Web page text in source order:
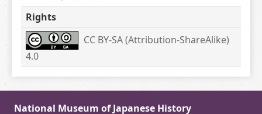
Rights
CC BY-SA (Attribution-ShareAlike)
4.0
National Museum of Japanese History